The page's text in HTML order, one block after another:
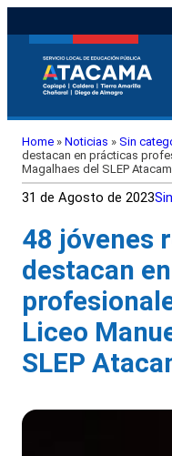
Home » Noticias » Sin
destacan en prácticas
Magalhaes del SLEP
31 de Agosto de 2023
48 jóvenes
destacan
Liceo
SLEP